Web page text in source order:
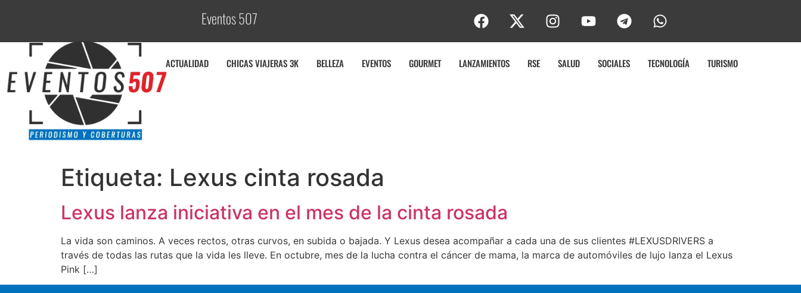
Eventos 507
ACTUALIDAD CHICAS VIAJERAS 3K BELLEZA EVENTOS GOURMET LANZAMIENTOS RSE SALUD SOCIALES TECNOLOGÍA TURISMO
Etiqueta: Lexus cinta rosada
Lexus lanza iniciativa en el mes de la cinta rosada
La vida son caminos. A veces rectos, otras curvos, en subida o bajada. Y Lexus desea acompañar a cada una de sus clientes #LEXUSDRIVERS a
través de todas las rutas que la vida les lleve. En octubre, mes de la lucha contra el cáncer de mama, la marca de automóviles de lujo lanza el Lexus
Pink […]